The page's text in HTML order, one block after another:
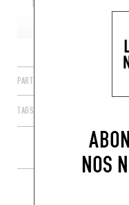
NOS
PARTAGER
TAGS